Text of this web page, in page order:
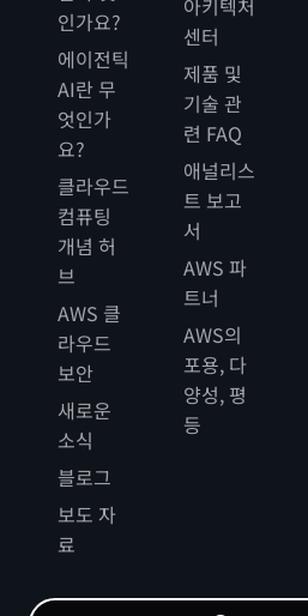
인가요?
에이전틱
AI란 무
엇인가
요?
클라우드
컴퓨팅
개념 허
브
AWS 클
라우드
보안
새로운
소식
블로그
보도 자
료
아키텍처
센터
제품 및
기술 관
련 FAQ
애널리스
트 보고
서
AWS 파
트너
AWS의
포용, 다
양성, 평
등